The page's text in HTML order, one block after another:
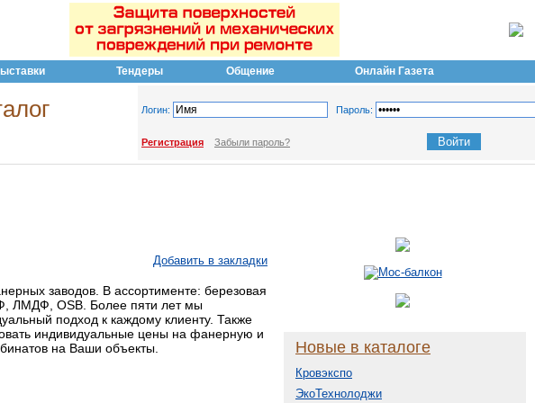
Тендеры Общение Онлайн Газета
Логин: Пароль:
Регистрация Забыли пароль?
Добавить в закладки
заводов. В ассортименте: березовая
OSB. Более пяти лет мы
подход к каждому клиенту. Также
индивидуальные цены на фанерную и
на Ваши объекты.
Новые в каталоге
Кровэкспо
ЭкоТехнолоджи